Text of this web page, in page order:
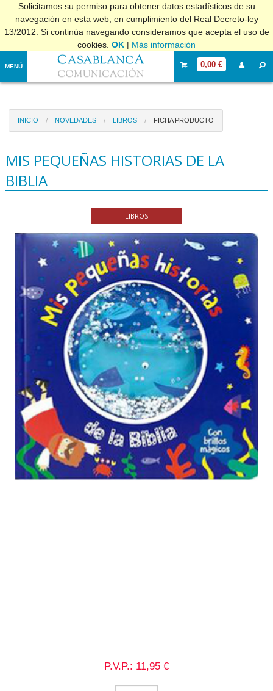
Solicitamos su permiso para obtener datos estadísticos de su
navegación en esta web, en cumplimiento del Real Decreto-ley
13/2012. Si continúa navegando consideramos que acepta el uso de
cookies. OK | Más información
MENÚ 0,00 €
INICIO NOVEDADES LIBROS FICHA PRODUCTO
MIS PEQUEÑAS HISTORIAS DE LA
BIBLIA
LIBROS
P.V.P.: 11,95 €